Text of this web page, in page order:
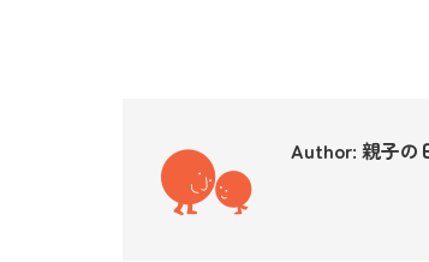
Author: 親子の